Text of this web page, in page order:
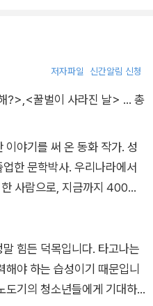
의 위트와 유머로 청소년들에
소통 전문가이기도 하다. 스토
링 버스’의 운전수처럼 펜을 운
들을 주체적인 삶에 대한 이
한 『스토리텔링 버스』가 주
토리’다. 이 책에는 별책 부
는 사실 또한 이야기의 재미
통해 이 책의 제목이 왜 『스토
글쓰기와 같다고. 누구도 대
을 떠나게 된다. 그러나 설렘
갑작스런 산사태가 일어나
람들은 길이 뚫리는 것을 기
각자 알고 있는 재미있는 이야
도 사람들이 풀어놓는 이야기
상처받은 두 아이에게 어떤 위
에서 올라탄 스토리텔링 버
저자파일 신간알림 신청
?>,<꿀벌이 사라진 날> … 총
이야기를 써 온 동화 작가. 성
한 문학박사. 우리나라에서
사람으로, 지금까지 400권
품이 어린이들의 사랑을 받
다니면서 장애인을 소재로
편한 장애인으로 어린 시절
많았지만, 따뜻한 말 한마디
힘든 덕목입니다. 타고나는
야 하는 습성이기 때문입니
도기의 청소년들에게 기대하